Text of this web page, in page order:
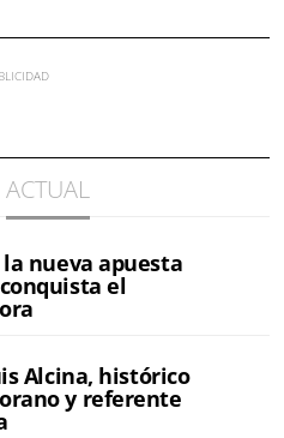
ACTUAL
la nueva apuesta
el
Alcina, histórico
y referente